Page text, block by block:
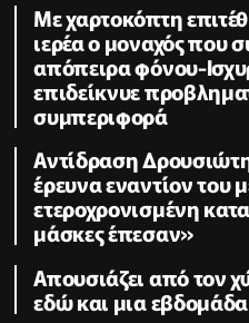
Με χαρτοκόπτη
ιερέα ο μοναχός που
απόπειρα φόνου-
επιδείκνυε
συμπεριφορά
Αντίδραση
έρευνα εναντίον του
ετεροχρονισμένη
μάσκες έπεσαν»
Απουσιάζει από τον
εδώ και μια